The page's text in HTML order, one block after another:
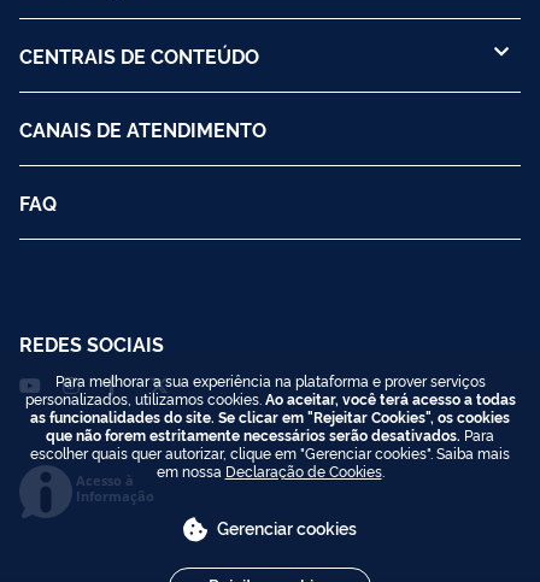
CENTRAIS DE CONTEÚDO
CANAIS DE ATENDIMENTO
FAQ
REDES SOCIAIS
Acesso à
Informação
Para melhorar a sua experiência na plataforma e prover serviços
personalizados, utilizamos cookies. Ao aceitar, você terá acesso a todas
as funcionalidades do site. Se clicar em "Rejeitar Cookies", os cookies
que não forem estritamente necessários serão desativados. Para
escolher quais quer autorizar, clique em "Gerenciar cookies". Saiba mais
em nossa Declaração de Cookies.
Gerenciar cookies